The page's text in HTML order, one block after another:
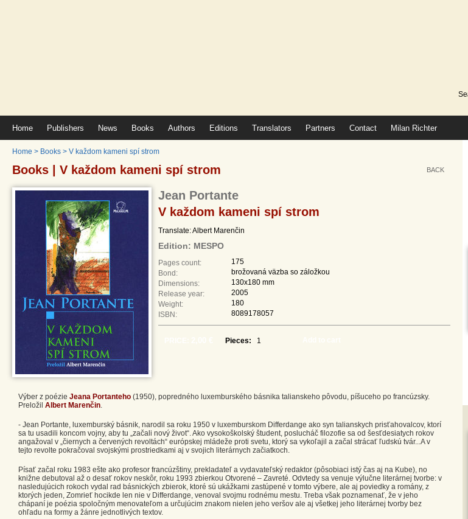
Home Publishers News Books Authors Editions Translators Partners Contact Milan Richter
Home > Books > V každom kameni spí strom
BACK
Books | V každom kameni spí strom
Jean Portante
V každom kameni spí strom
Translate: Albert Marenčin
Edition: MESPO
Pages count:
175
Bond:
brožovaná väzba so záložkou
Dimensions:
130x180 mm
Release year:
2005
Weight:
180
ISBN:
8089178057
Pieces:
Výber z poézie Jeana Portanteho (1950), popredného luxemburského básnika talianskeho pôvodu, píšuceho po francúzsky.
Preložil Albert Marenčin.
- Jean Portante, luxemburský básnik, narodil sa roku 1950 v luxemburskom Differdange ako syn talianskych prisťahovalcov, ktorí
sa tu usadili koncom vojny, aby tu „začali nový život“. Ako vysokoškolský študent, poslucháč filozofie sa od šesťdesiatych rokov
angažoval v „čiernych a červených revoltách“ európskej mládeže proti svetu, ktorý sa vykoľajil a začal strácať ľudskú tvár...A v
tejto revolte pokračoval svojskými prostriedkami aj v svojich literárnych začiatkoch.
Písať začal roku 1983 ešte ako profesor francúzštiny, prekladateľ a vydavateľský redaktor (pôsobiaci istý čas aj na Kube), no
knižne debutoval až o desať rokov neskôr, roku 1993 zbierkou Otvorené – Zavreté. Odvtedy sa venuje výlučne literárnej tvorbe: v
nasledujúcich rokoch vydal rad básnických zbierok, ktoré sú ukážkami zastúpené v tomto výbere, ale aj poviedky a romány, z
ktorých jeden, Zomrieť hocikde len nie v Differdange, venoval svojmu rodnému mestu. Treba však poznamenať, že v jeho
chápaní je poézia spoločným menovateľom a určujúcim znakom nielen jeho veršov ale aj všetkej jeho literárnej tvorby bez
ohľadu na formy a žánre jednotlivých textov.